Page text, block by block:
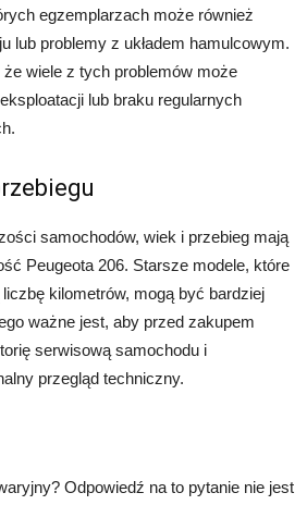
egzemplarzach może również
lub problemy z układem hamulcowym.
wiele z tych problemów może
lub braku regularnych
samochodów, wiek i przebieg mają
Peugeota 206. Starsze modele, które
kilometrów, mogą być bardziej
ważne jest, aby przed zakupem
serwisową samochodu i
przegląd techniczny.
Odpowiedź na to pytanie nie jest